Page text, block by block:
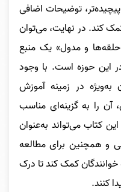
توضیحات اضافی
کند. در نهایت، می‌توان
و مدول» یک منبع
این حوزه است. با وجود
در زمینه آموزش
آن را به گزینه‌ای مناسب
کتاب می‌تواند به‌عنوان
و همچنین برای مطالعه
کمک کند تا درک
کنند.